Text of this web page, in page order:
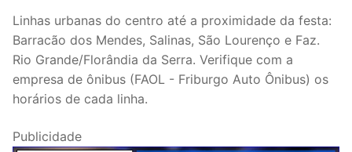
Linhas urbanas do centro até a proximidade da festa:
Barracão dos Mendes, Salinas, São Lourenço e Faz.
Rio Grande/Florândia da Serra. Verifique com a
empresa de ônibus (FAOL - Friburgo Auto Ônibus) os
horários de cada linha.
Publicidade